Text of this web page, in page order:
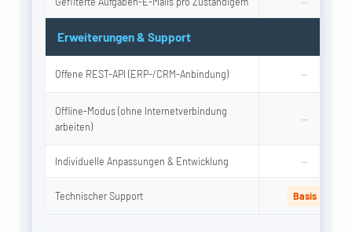
Erweiterungen & Support
Offene REST-API (ERP-/CRM-Anbindung) —
Offline-Modus (ohne Internetverbindung
arbeiten)
—
Individuelle Anpassungen & Entwicklung —
Technischer Support Basis